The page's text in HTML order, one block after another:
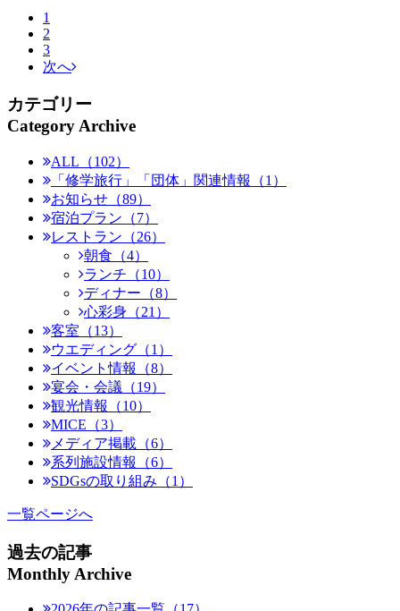
1
2
3
次へ
カテゴリー
Category Archive
ALL（102）
「修学旅行」「団体」関連情報（1）
お知らせ（89）
宿泊プラン（7）
レストラン（26）
朝食（4）
ランチ（10）
ディナー（8）
心彩身（21）
客室（13）
ウエディング（1）
イベント情報（8）
宴会・会議（19）
観光情報（10）
MICE（3）
メディア掲載（6）
系列施設情報（6）
SDGsの取り組み（1）
一覧ページへ
過去の記事
Monthly Archive